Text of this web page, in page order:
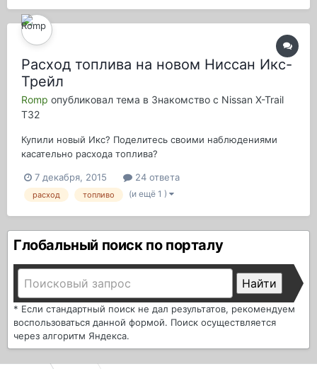
Расход топлива на новом Ниссан Икс-
Трейл
Romp опубликовал тема в Знакомство с Nissan X-Trail
T32
Купили новый Икс? Поделитесь своими наблюдениями
касательно расхода топлива?
7 декабря, 2015 24 ответа
расход топливо (и ещё 1 )
Глобальный поиск по порталу
* Если стандартный поиск не дал результатов, рекомендуем
воспользоваться данной формой. Поиск осуществляется
через алгоритм Яндекса.